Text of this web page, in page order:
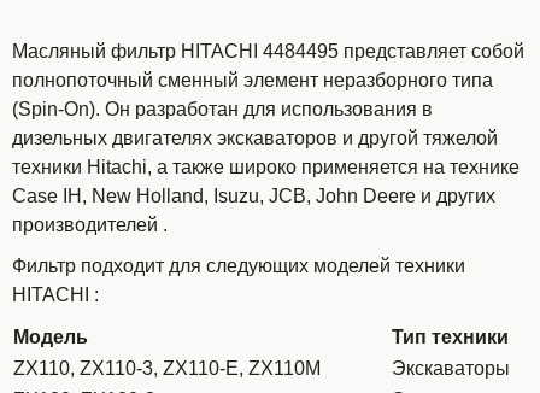
Масляный фильтр HITACHI 4484495 представляет собой
полнопоточный сменный элемент неразборного типа
(Spin-On). Он разработан для использования в
дизельных двигателях экскаваторов и другой тяжелой
техники Hitachi, а также широко применяется на технике
Case IH, New Holland, Isuzu, JCB, John Deere и других
производителей .
Фильтр подходит для следующих моделей техники
HITACHI :
Модель
Тип техники
ZX110, ZX110-3, ZX110-E, ZX110M
Экскаваторы